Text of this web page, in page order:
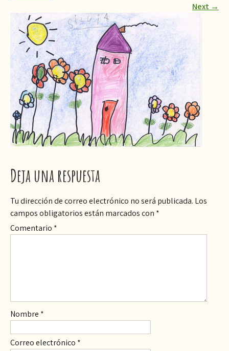
Next →
Deja una respuesta
Tu dirección de correo electrónico no será publicada. Los
campos obligatorios están marcados con *
Comentario *
Nombre *
Correo electrónico *